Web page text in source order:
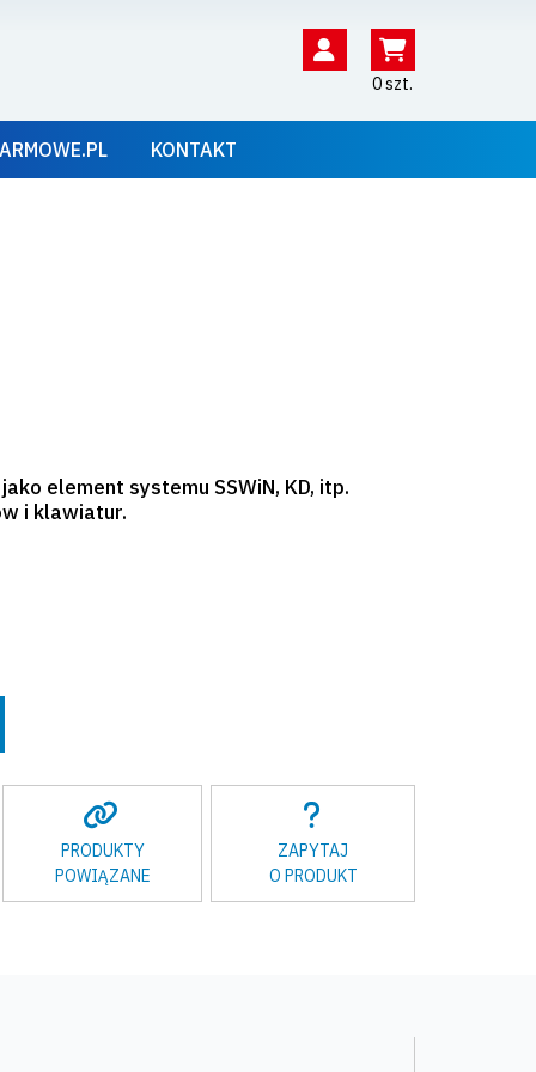
0 szt.
KONTAKT
element systemu SSWiN, KD, itp.
i klawiatur.
PRODUKTY
POWIĄZANE
ZAPYTAJ
O PRODUKT